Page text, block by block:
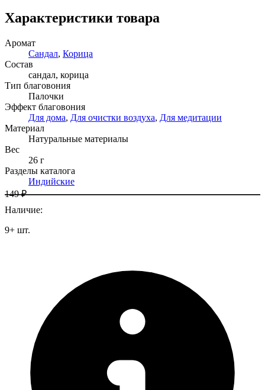
Характеристики товара
Аромат
Сандал, Корица
Состав
сандал, корица
Тип благовония
Палочки
Эффект благовония
Для дома, Для очистки воздуха, Для медитации
Материал
Натуральные материалы
Вес
26 г
Разделы каталога
Индийские
149 ₽
Наличие:
9+ шт.